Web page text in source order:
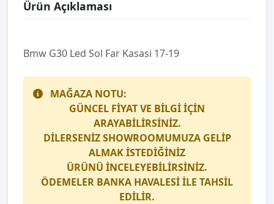
Ürün Açıklaması
Bmw G30 Led Sol Far Kasasi 17-19
MAĞAZA NOTU:
GÜNCEL FİYAT VE BİLGİ İÇİN
ARAYABİLİRSİNİZ.
DİLERSENİZ SHOWROOMUMUZA GELİP
ALMAK İSTEDİĞİNİZ
ÜRÜNÜ İNCELEYEBİLİRSİNİZ.
ÖDEMELER BANKA HAVALESİ İLE TAHSİL
EDİLİR.